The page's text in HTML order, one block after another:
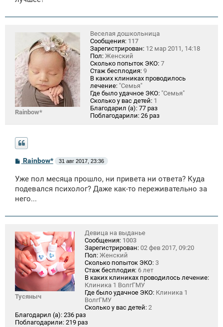
Rainbow*
Веселая дошкольница
Сообщения: 117
Зарегистрирован: 12 мар 2011, 14:18
Пол: Женский
Сколько попыток ЭКО: 7
Стаж бесплодия: 9
В каких клиниках проводилось
лечение: "Семья"
Где было удачное ЭКО: "Семья"
Сколько у вас детей: 1
Благодарил (а): 77 раз
Поблагодарили: 26 раз
С
б
щ
е
н
е
Rainbow* 31 авг 2017, 23:36
Уже пол месяца прошло, ни привета ни ответа? Куда
подевался психолог? Даже как-то переживательно за
него...
Тусяныч
Девица на выданье
Сообщения: 1003
Зарегистрирован: 02 фев 2017, 09:20
Пол: Женский
Сколько попыток ЭКО: 3
Стаж бесплодия: 6 лет
В каких клиниках проводилось лечение:
Клиника 1 ВолгГМУ
Где было удачное ЭКО: Клиника 1
ВолгГМУ
Сколько у вас детей: 2
Благодарил (а): 236 раз
Поблагодарили: 219 раз